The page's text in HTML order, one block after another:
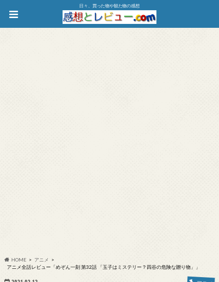
日々、買った物や観た物の感想
HOME
アニメ
アニメ全話レビュー「めぞん一刻 第32話 「玉子はミステリー？四谷の危険な贈り物」」